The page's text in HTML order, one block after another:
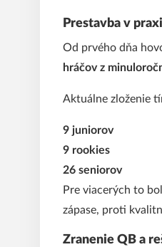
Prestavba v
Od prvého dňa
hráčov z
Aktuálne zloženie
9 juniorov
9 rookies
26 seniorov
Pre viacerých to
zápase, proti
Zranenie QB a